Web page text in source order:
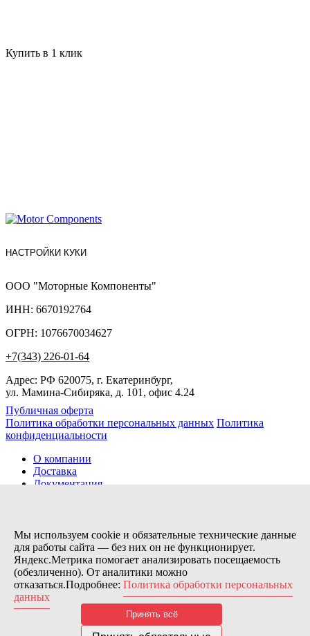
Купить в 1 клик
НАСТРОЙКИ КУКИ
ООО "Моторные Компоненты"
ИНН: 6670192764
ОГРН: 1076670034627
+7(343) 226-01-64
Адрес: РФ 620075, г. Екатеринбург,
ул. Мамина-Сибиряка, д. 101, офис 4.24
Публичная оферта
Политика обработки персональных данных Политика
конфиденциальности
О компании
Доставка
Документация
Контакты
Заказов сегодня / Всего
49
11115
Нас можно найти тут:
© 2026 Motor Components. Все права защищены
Дизайн и разработка сайта
Nice’
Мы используем cookie и обязательные технические данные
для работы сайта — без них он не функционирует.
Яндекс.Метрика помогает анализировать посещаемость
(обезличенно). От аналитики можно
отказаться.Подробнее: Политика обработки персональных
данных
Принять всё